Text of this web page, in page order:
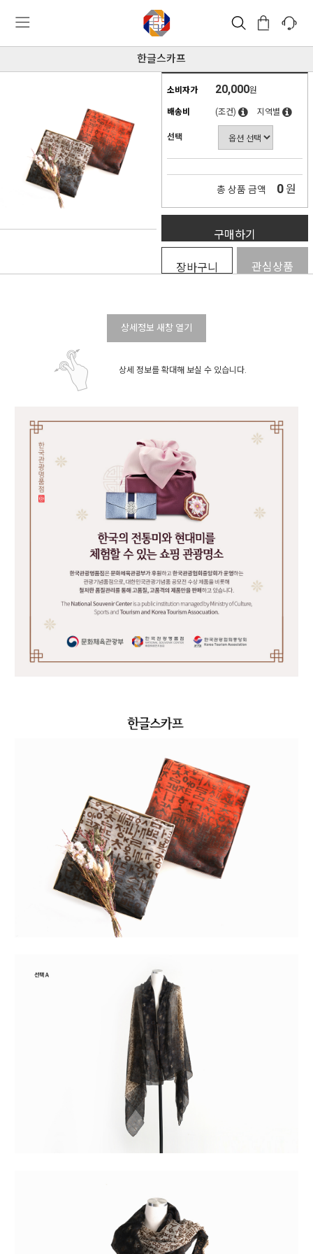
한글스카프
소비자가 20,000원
배송비 (조건) 지역별
선택
총 상품 금액 0 원
구매하기
장바구니 관심상품
상세정보 새창 열기
상세 정보를 확대해 보실 수 있습니다.